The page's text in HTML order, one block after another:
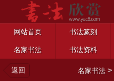
网站首页 书法篆刻
名家书法 书法资料
返回 名家书法 >